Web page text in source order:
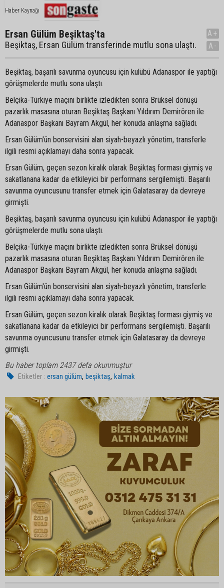
Haber Kaynağı
Ersan Gülüm Beşiktaş'ta
Beşiktaş, Ersan Gülüm transferinde mutlu sona ulaştı.
A+
A-
Beşiktaş, başarılı savunma oyuncusu için kulübü Adanaspor ile yaptığı
görüşmelerde mutlu sona ulaştı.
Belçika-Türkiye maçını birlikte izledikten sonra Brüksel dönüşü
pazarlık masasına oturan Beşiktaş Başkanı Yıldırım Demirören ile
Adanaspor Başkanı Bayram Akgül, her konuda anlaşma sağladı.
Ersan Gülüm'ün bonservisini alan siyah-beyazlı yönetim, transferle
ilgili resmi açıklamayı daha sonra yapacak.
Ersan Gülüm, geçen sezon kiralık olarak Beşiktaş forması giymiş ve
sakatlanana kadar da etkileyici bir performans sergilemişti. Başarılı
savunma oyuncusunu transfer etmek için Galatasaray da devreye
girmişti.
Beşiktaş, başarılı savunma oyuncusu için kulübü Adanaspor ile yaptığı
görüşmelerde mutlu sona ulaştı.
Belçika-Türkiye maçını birlikte izledikten sonra Brüksel dönüşü
pazarlık masasına oturan Beşiktaş Başkanı Yıldırım Demirören ile
Adanaspor Başkanı Bayram Akgül, her konuda anlaşma sağladı.
Ersan Gülüm'ün bonservisini alan siyah-beyazlı yönetim, transferle
ilgili resmi açıklamayı daha sonra yapacak.
Ersan Gülüm, geçen sezon kiralık olarak Beşiktaş forması giymiş ve
sakatlanana kadar da etkileyici bir performans sergilemişti. Başarılı
savunma oyuncusunu transfer etmek için Galatasaray da devreye
girmişti.
Bu haber toplam 2437 defa okunmuştur
Etiketler : ersan gülüm,beşiktaş,kalmak